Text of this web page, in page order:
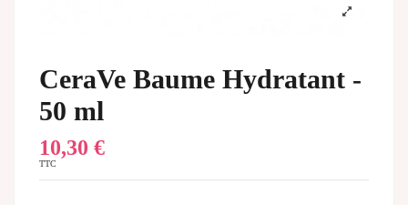
CeraVe Baume Hydratant -
50 ml
10,30 €
TTC